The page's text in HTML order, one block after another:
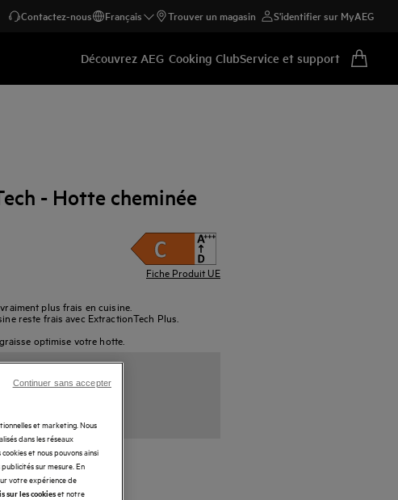
Contactez-nous Français Trouver un magasin S'identifier sur MyAEG
Découvrez AEG Cooking ClubService et support
- Hotte cheminée
Fiche Produit UE
plus frais en cuisine.
reste frais avec ExtractionTech Plus.
optimise votre hotte.
et marketing. Nous
dans les réseaux
et nous pouvons ainsi
sur mesure. En
votre expérience de
sur les cookieset notre
Continuer sans accepter